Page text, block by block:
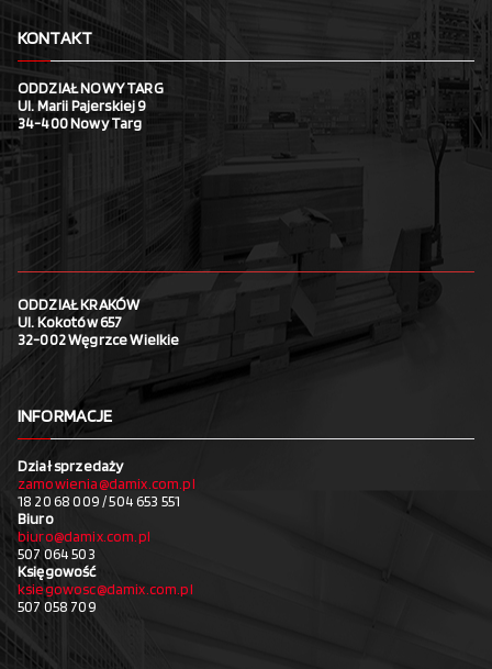
KONTAKT
ODDZIAŁ NOWY TARG
Ul. Marii Pajerskiej 9
34-400 Nowy Targ
ODDZIAŁ KRAKÓW
Ul. Kokotów 657
32-002 Węgrzce Wielkie
INFORMACJE
Dział sprzedaży
zamowienia@damix.com.pl
18 20 68 009 / 504 653 551
Biuro
biuro@damix.com.pl
507 064 503
Księgowość
ksiegowosc@damix.com.pl
507 058 709